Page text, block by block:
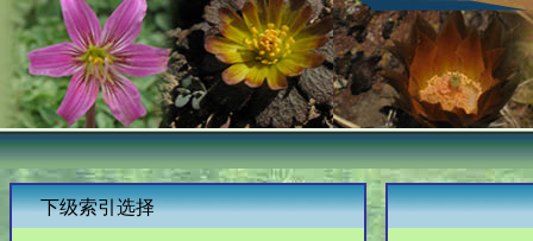
下级索引选择